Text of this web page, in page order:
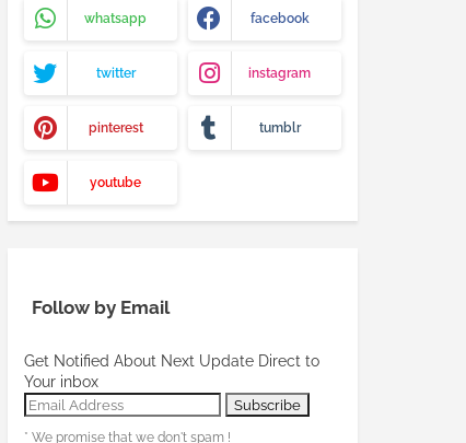
whatsapp facebook
twitter instagram
pinterest tumblr
youtube
Follow by Email
Get Notified About Next Update Direct to
Your inbox
* We promise that we don't spam !